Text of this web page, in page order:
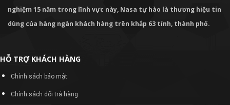
nghiệm 15 năm trong lĩnh vực này, Nasa tự hào là thương hiệu tin
dùng của hàng ngàn khách hàng trên khắp 63 tỉnh, thành phố.
HỖ TRỢ KHÁCH HÀNG
Chính sách bảo mật
Chính sách đổi trả hàng